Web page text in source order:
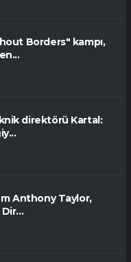
Borders" kampı,
direktörü Kartal:
Anthony Taylor,